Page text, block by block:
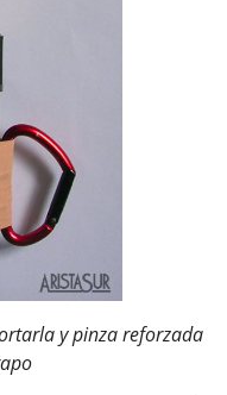
y pinza reforzada